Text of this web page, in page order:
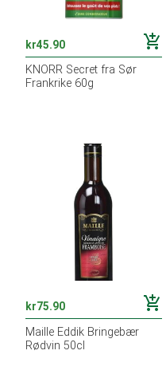
kr45.90 add_shopping_cart
KNORR Secret fra Sør
Frankrike 60g
kr75.90 add_shopping_cart
Maille Eddik Bringebær
Rødvin 50cl